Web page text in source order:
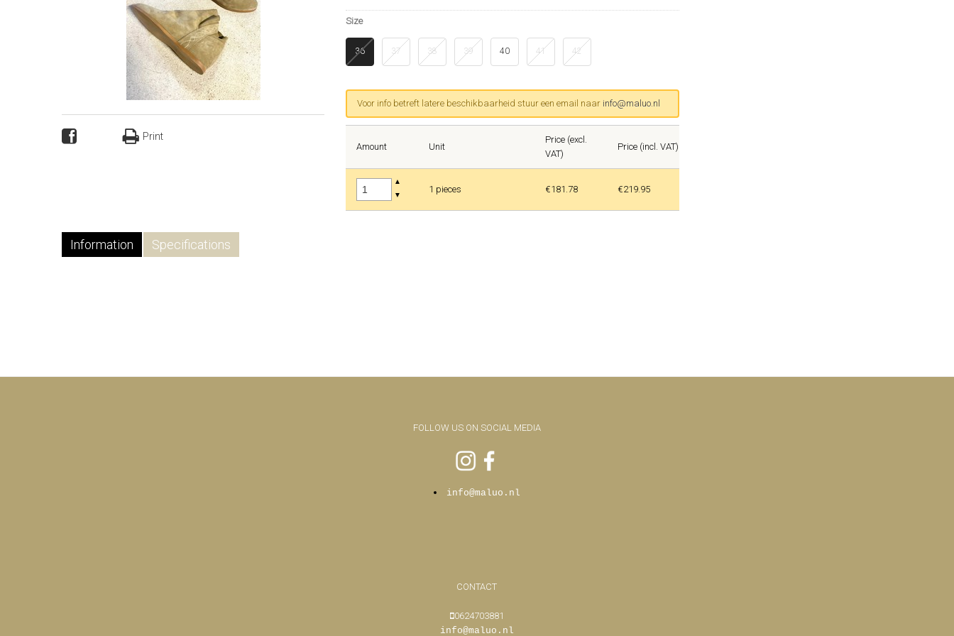
Print
Size
36 37 38 39 40 41 42
Voor info betreft latere beschikbaarheid stuur een email naar info@maluo.nl
Amount Unit
Price (excl.
VAT)
Price (incl. VAT)
▲
▼
1 pieces €181.78 €219.95
Information Specifications
FOLLOW US ON SOCIAL MEDIA
info@maluo.nl
CONTACT
0624703881
info@maluo.nl